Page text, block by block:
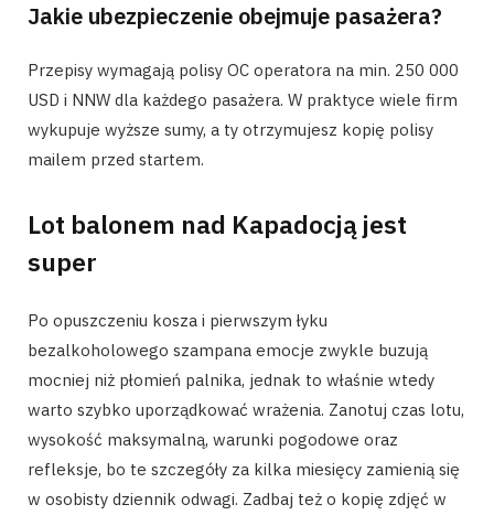
Jakie ubezpieczenie obejmuje pasażera?
Przepisy wymagają polisy OC operatora na min. 250 000
USD i NNW dla każdego pasażera. W praktyce wiele firm
wykupuje wyższe sumy, a ty otrzymujesz kopię polisy
mailem przed startem.
Lot balonem nad Kapadocją jest
super
Po opuszczeniu kosza i pierwszym łyku
bezalkoholowego szampana emocje zwykle buzują
mocniej niż płomień palnika, jednak to właśnie wtedy
warto szybko uporządkować wrażenia. Zanotuj czas lotu,
wysokość maksymalną, warunki pogodowe oraz
refleksje, bo te szczegóły za kilka miesięcy zamienią się
w osobisty dziennik odwagi. Zadbaj też o kopię zdjęć w